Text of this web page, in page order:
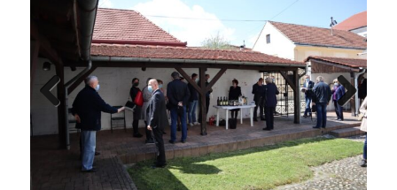
Previ
ous
Next